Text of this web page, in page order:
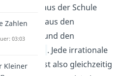
, die du aus der Schule
Sie besteht aus den
Zahlen
und den
. Jede irrationale
Zahl ist also gleichzeitig
Zahlen
03:03
Kleiner